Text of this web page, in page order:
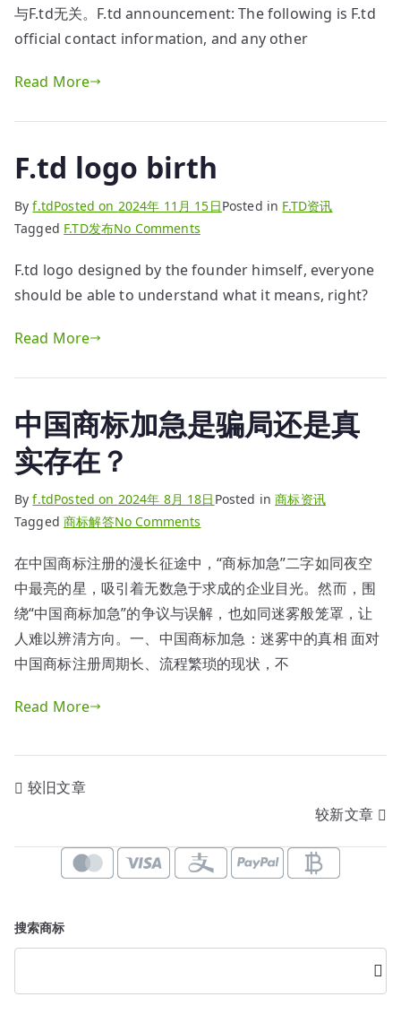
方
联
与F.td无关。F.td announcement: The following is F.td
official contact information, and any other
Read More
F.td logo birth
Byf.tdPosted on 2024年 11月 15日Posted in F.TD资讯
Tagged F.TD发布No Commentson
logo
birth
F.td logo designed by the founder himself, everyone
should be able to understand what it means, right?
Read More
中国商标加急是骗局还是真
实存在？
Byf.tdPosted on 2024年 8月 18日 Posted in商标资讯
Tagged商标解答No Comments
国
商
标
加
急
是
在？
在中国商标注册的漫长征途中，“商标加急”二字如同夜空
中最亮的星，吸引着无数急于求成的企业目光。然而，围
绕“中国商标加急”的争议与误解，也如同迷雾般笼罩，让
人难以辨清方向。一、中国商标加急：迷雾中的真相 面对
中国商标注册周期长、流程繁琐的现状，不
Read More
文较旧文章
较新文章
搜索商标
搜
索